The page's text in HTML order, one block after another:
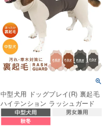
中型犬用 ドッグプレイ(R) 裏起毛
ハイテンション ラッシュガード